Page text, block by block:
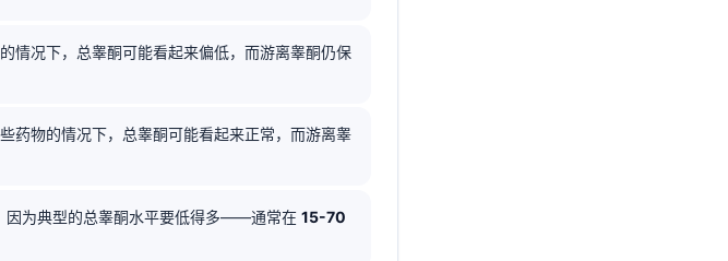
情况下，总睾酮可能看起来偏低，而游离睾酮仍保
药物的情况下，总睾酮可能看起来正常，而游离睾
因为典型的总睾酮水平要低得多——通常在 15-70